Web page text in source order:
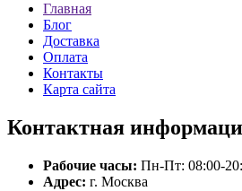
Главная
Блог
Доставка
Оплата
Контакты
Карта сайта
Контактная
Рабочие часы: Пн-Пт: 08:00-
Адрес: г. Москва